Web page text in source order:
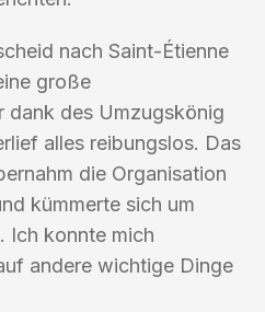
nach Saint-Étienne
große
dank des Umzugskönig
alles reibungslos. Das
die Organisation
kümmerte sich um
Ich konnte mich
andere wichtige Dinge